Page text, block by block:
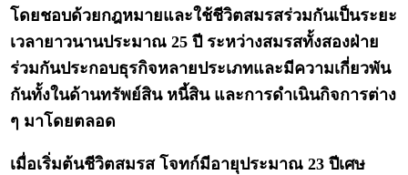
โดยชอบด้วยกฎหมายและใช้ชีวิตสมรสร่วมกันเป็นระยะ
เวลายาวนานประมาณ 25 ปี ระหว่างสมรสทั้งสองฝ่าย
ร่วมกันประกอบธุรกิจหลายประเภทและมีความเกี่ยวพัน
กันทั้งในด้านทรัพย์สิน หนี้สิน และการดำเนินกิจการต่าง
ๆ มาโดยตลอด
เมื่อเริ่มต้นชีวิตสมรส โจทก์มีอายุประมาณ 23 ปีเศษ